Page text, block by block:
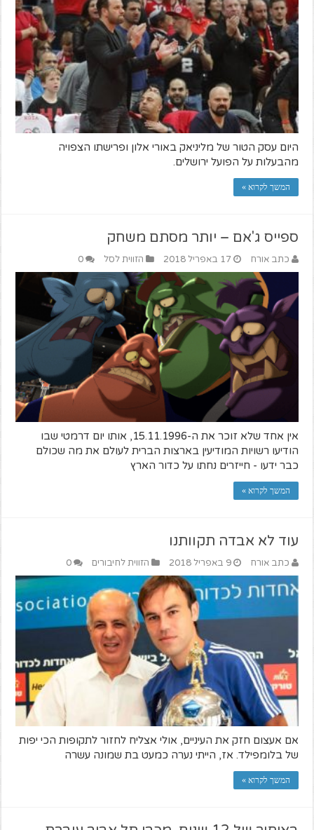
היום עסק הטור של מליניאק באורי אלון ופרישתו הצפויה
מהבעלות על הפועל ירושלים.
המשך לקרוא »
ספייס ג'אם – יותר מסתם משחק
כתב אורח 17 באפריל 2018 הזווית לסל 0
אין אחד שלא זוכר את ה-15.11.1996, אותו יום דרמטי שבו
הודיעו רשויות המודיעין בארצות הברית לעולם את מה שכולם
כבר ידעו - חייזרים נחתו על כדור הארץ
המשך לקרוא »
עוד לא אבדה תקוותנו
כתב אורח 9 באפריל 2018 הזווית לחיבורים 0
אם אעצום חזק את העיניים, אולי אצליח לחזור לתקופות הכי יפות
של בלומפילד. אז, הייתי נערה כמעט בת שמונה עשרה
המשך לקרוא »